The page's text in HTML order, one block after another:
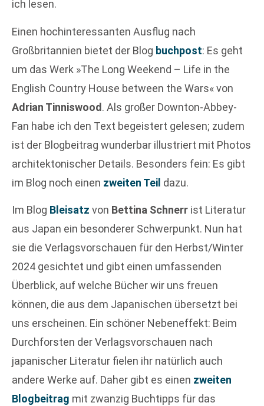
ich lesen.
Einen hochinteressanten Ausflug nach
Großbritannien bietet der Blog buchpost: Es geht
um das Werk »The Long Weekend – Life in the
English Country House between the Wars« von
Adrian Tinniswood. Als großer Downton-Abbey-
Fan habe ich den Text begeistert gelesen; zudem
ist der Blogbeitrag wunderbar illustriert mit Photos
architektonischer Details. Besonders fein: Es gibt
im Blog noch einen zweiten Teil dazu.
Im Blog Bleisatz von Bettina Schnerr ist Literatur
aus Japan ein besonderer Schwerpunkt. Nun hat
sie die Verlagsvorschauen für den Herbst/Winter
2024 gesichtet und gibt einen umfassenden
Überblick, auf welche Bücher wir uns freuen
können, die aus dem Japanischen übersetzt bei
uns erscheinen. Ein schöner Nebeneffekt: Beim
Durchforsten der Verlagsvorschauen nach
japanischer Literatur fielen ihr natürlich auch
andere Werke auf. Daher gibt es einen zweiten
Blogbeitrag mit zwanzig Buchtipps für das